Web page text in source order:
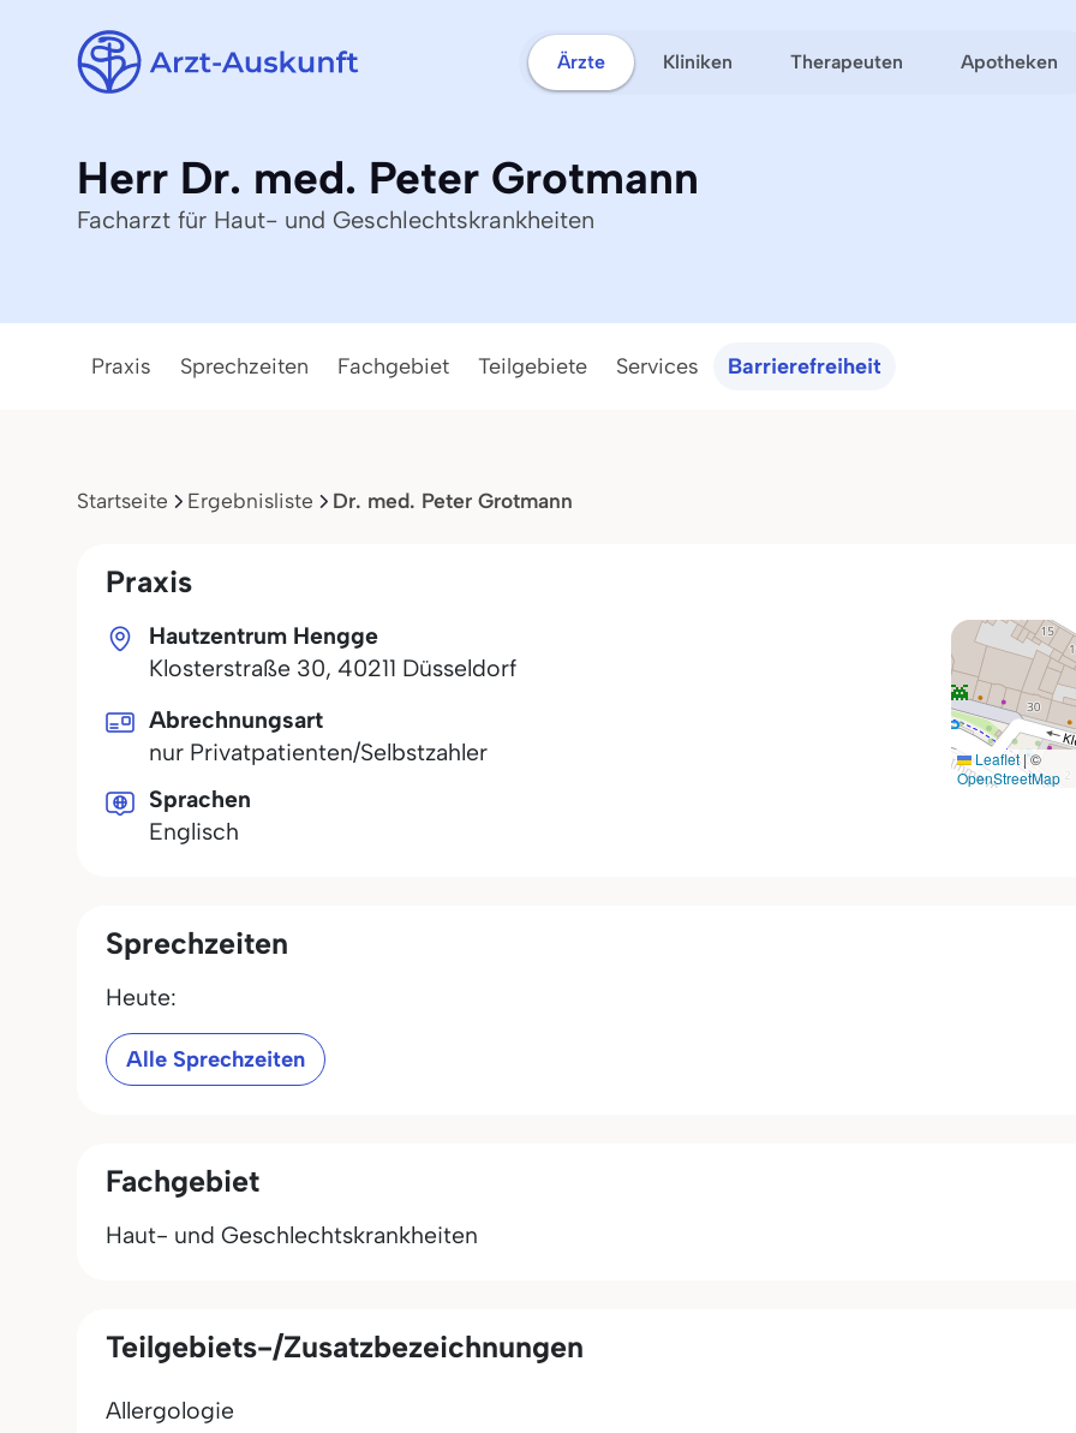
Ärzte Kliniken Therapeuten Apotheken
Herr Dr. med. Peter Grotmann
Facharzt für Haut- und Geschlechtskrankheiten
Praxis Sprechzeiten Fachgebiet Teilgebiete Services Barrierefreiheit
Startseite Ergebnisliste Dr. med. Peter Grotmann
Praxis
Hautzentrum Hengge
Klosterstraße 30, 40211 Düsseldorf
Leaflet |©
OpenStreetMap
Abrechnungsart
nur Privatpatienten/Selbstzahler
Sprachen
Englisch
Sprechzeiten
Heute:
Alle Sprechzeiten
Fachgebiet
Haut- und Geschlechtskrankheiten
Teilgebiets-/Zusatzbezeichnungen
Allergologie